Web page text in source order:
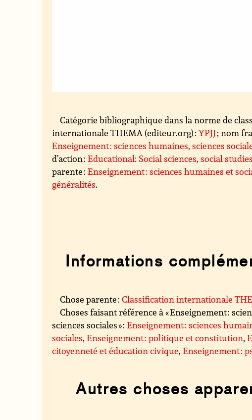
Catégorie bibliographique dans la norme de
internationale THEMA (editeur.org) :YPJJ; nom
Enseignement : sciences humaines, sciences
d’action :Educational: Social sciences, social studies
parente :Enseignement : sciences humaines et
généralités.
Informations
Chose parente :Classification internationale
Choses faisant référence à « Enseignement :
sciences sociales » :Enseignement : sciences
sociales,Enseignement : politique et constitution,
citoyenneté et éducation civique,Enseignement :
Autres choses